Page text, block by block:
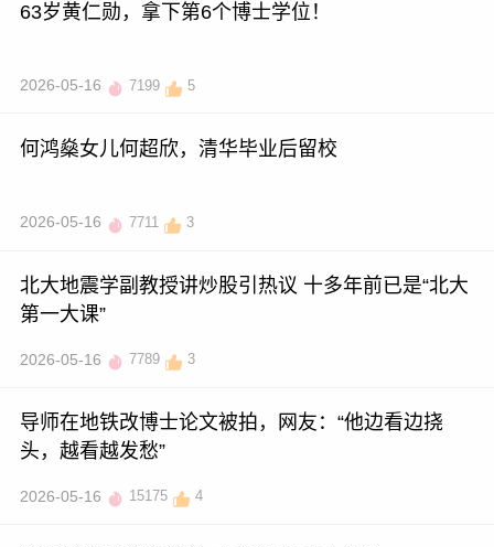
63岁黄仁勋，拿下第6个博士学位！
2026-05-16 7199 5
何鸿燊女儿何超欣，清华毕业后留校
2026-05-16 7711 3
北大地震学副教授讲炒股引热议 十多年前已是“北大
第一大课”
2026-05-16 7789 3
导师在地铁改博士论文被拍，网友：“他边看边挠
头，越看越发愁”
2026-05-16 15175 4